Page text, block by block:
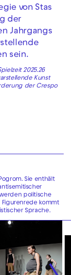
von Stas
der
Jahrgangs
sein.
2025.26
Kunst
der Crespo
Sie enthält
politische
Figurenrede kommt
Sprache.